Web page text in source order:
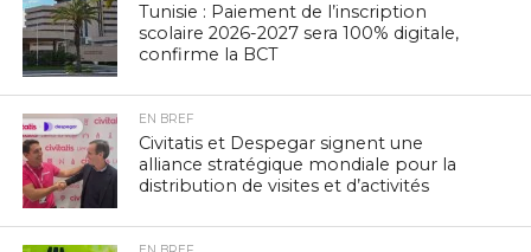
Tunisie : Paiement de l’inscription
scolaire 2026-2027 sera 100% digitale,
confirme la BCT
EN BREF
Civitatis et Despegar signent une
alliance stratégique mondiale pour la
distribution de visites et d’activités